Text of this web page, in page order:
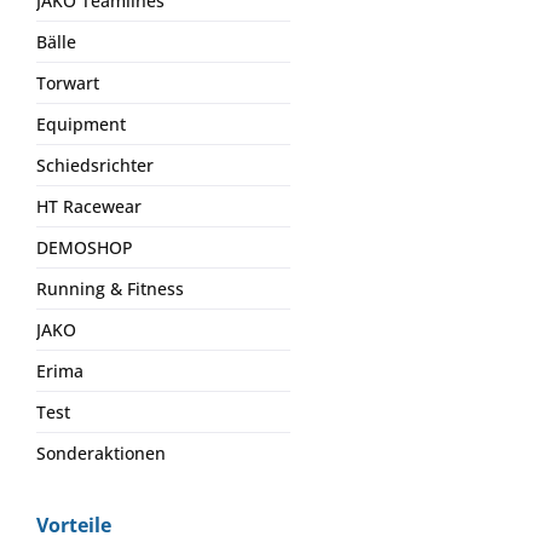
Bälle
Torwart
Equipment
Schiedsrichter
HT Racewear
DEMOSHOP
Running & Fitness
JAKO
Erima
Test
Sonderaktionen
Vorteile